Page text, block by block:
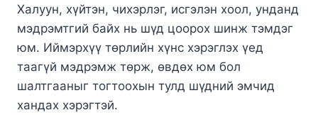
Халуун, хүйтэн, чихэрлэг, исгэлэн хоол, унданд
мэдрэмтгий байх нь шүд цоорох шинж тэмдэг
юм. Иймэрхүү төрлийн хүнс хэрэглэх үед
таагүй мэдрэмж төрж, өвдөх юм бол
шалтгааныг тогтоохын тулд шүдний эмчид
хандах хэрэгтэй.